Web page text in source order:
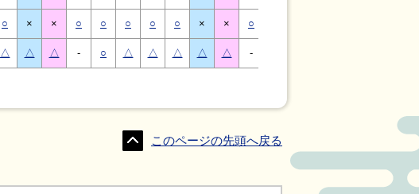
○ × × ○ ○ ○ ○ ○ × × ○
△ △ △ - ○ △ △ △ △ △ -
このページの先頭へ戻る